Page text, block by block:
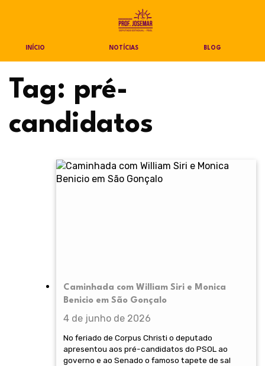
INÍCIO NOTÍCIAS BLOG
Tag: pré-
candidatos
Caminhada com William Siri e Monica
Benicio em São Gonçalo
4 de junho de 2026
No feriado de Corpus Christi o deputado
apresentou aos pré-candidatos do PSOL ao
governo e ao Senado o famoso tapete de sal